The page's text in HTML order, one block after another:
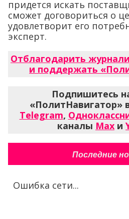
придется искать
сможет договориться о
удовлетворит его
эксперт.
Отблагодарить
и поддержать
Подпишитесь
«ПолитНавигатор»
Telegram,
каналы Max и
Последние
Ошибка сети...